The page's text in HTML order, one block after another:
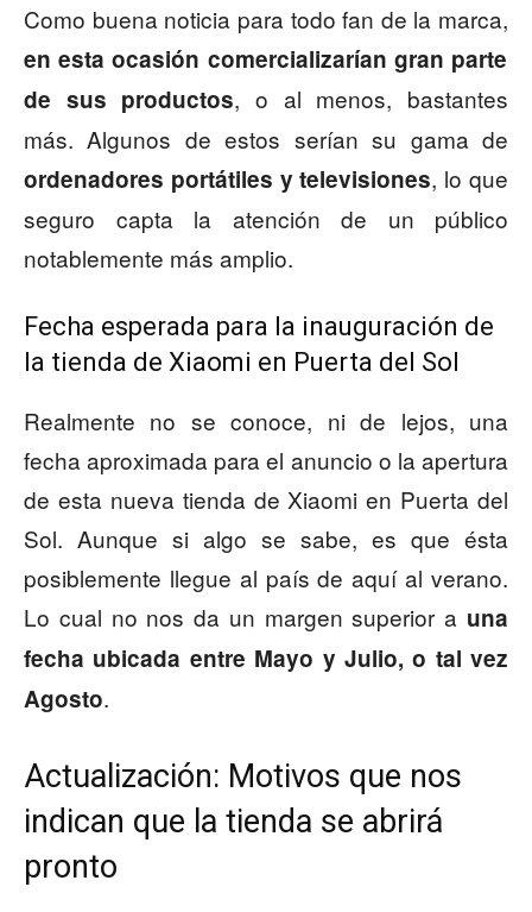
Como buena noticia para todo fan de la marca,
en esta ocasión comercializarían gran parte
de sus productos, o al menos, bastantes
más. Algunos de estos serían su gama de
ordenadores portátiles y televisiones, lo que
seguro capta la atención de un público
notablemente más amplio.
Fecha esperada para la inauguración de
la tienda de Xiaomi en Puerta del Sol
Realmente no se conoce, ni de lejos, una
fecha aproximada para el anuncio o la apertura
de esta nueva tienda de Xiaomi en Puerta del
Sol. Aunque si algo se sabe, es que ésta
posiblemente llegue al país de aquí al verano.
Lo cual no nos da un margen superior a una
fecha ubicada entre Mayo y Julio, o tal vez
Agosto.
Actualización: Motivos que nos
indican que la tienda se abrirá
pronto